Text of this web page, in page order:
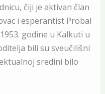
čiji je aktivan član
i esperantist Probal
godine u Kalkuti u
bili su sveučilišni
sredini bilo